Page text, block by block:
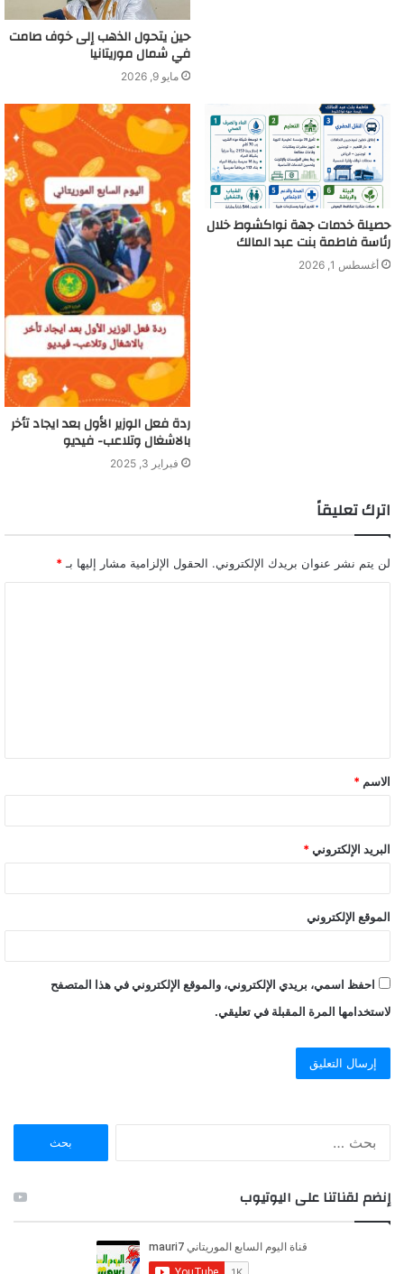
حين يتحول الذهب إلى خوف صامت
في شمال موريتانيا
مايو 9, 2026
حصيلة خدمات جهة نواكشوط خلال
رئاسة فاطمة بنت عبد المالك
أغسطس 1, 2026
ردة فعل الوزير الأول بعد ايجاد تأخر
بالاشغال وتلاعب- فيديو
فبراير 3, 2025
اترك تعليقاً
لن يتم نشر عنوان بريدك الإلكتروني. الحقول الإلزامية مشار إليها بـ *
ق
*
الاسم *
البريد الإلكتروني *
الموقع الإلكتروني
احفظ اسمي، بريدي الإلكتروني، والموقع الإلكتروني في هذا المتصفح
لاستخدامها المرة المقبلة في تعليقي.
ن
:
إنضم لقناتنا على اليوتيوب